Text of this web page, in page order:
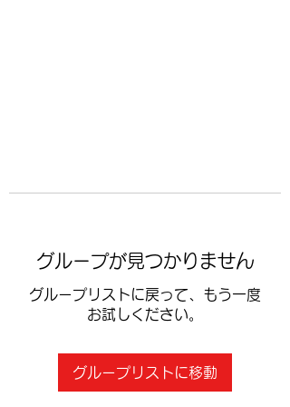
グループが見つかりません
グループリストに戻って、もう一度
お試しください。
グループリストに移動